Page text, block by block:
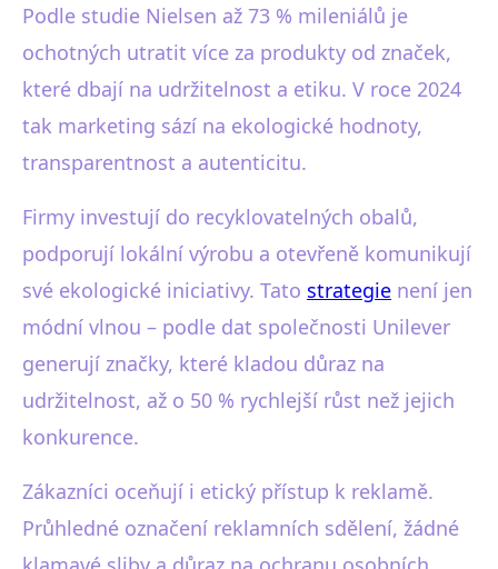
Podle studie Nielsen až 73 % mileniálů je
ochotných utratit více za produkty od značek,
které dbají na udržitelnost a etiku. V roce 2024
tak marketing sází na ekologické hodnoty,
transparentnost a autenticitu.
Firmy investují do recyklovatelných obalů,
podporují lokální výrobu a otevřeně komunikují
své ekologické iniciativy. Tato strategie není jen
módní vlnou – podle dat společnosti Unilever
generují značky, které kladou důraz na
udržitelnost, až o 50 % rychlejší růst než jejich
konkurence.
Zákazníci oceňují i etický přístup k reklamě.
Průhledné označení reklamních sdělení, žádné